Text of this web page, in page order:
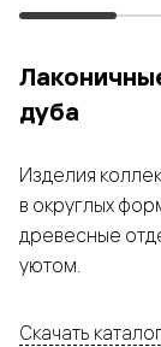
дуба
Изделия
в округлых
древесные
уютом.
Скачать